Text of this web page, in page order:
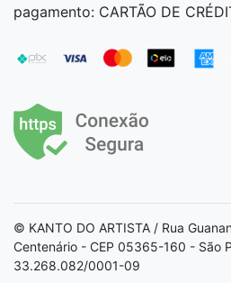
pagamento: CARTÃO DE
© KANTO DO ARTISTA / Rua
Centenário - CEP 05365-160 - São
33.268.082/0001-09